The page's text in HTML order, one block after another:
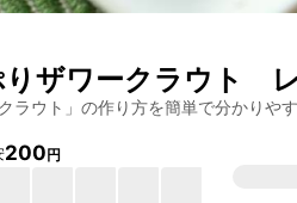
ザワークラウト
ラウト 」の作り方を簡単で分かりや
200円